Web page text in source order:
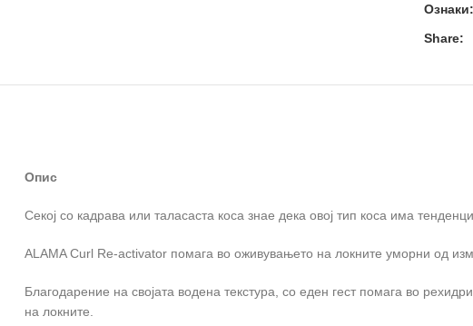
Ознаки:
Share:
Опис
Секој со кадрава или таласаста коса знае дека овој тип коса има
ALAMA Curl Re-activator помага во оживувањето на локните уморни од
Благодарение на својата водена текстура, со еден гест помага во
на локните.